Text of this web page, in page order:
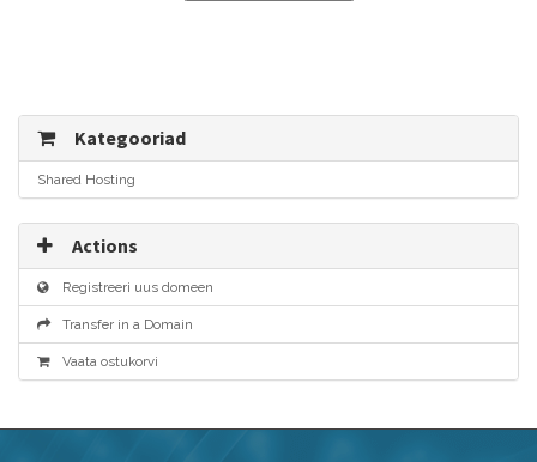
Kategooriad
Shared Hosting
Actions
Registreeri uus domeen
Transfer in a Domain
Vaata ostukorvi